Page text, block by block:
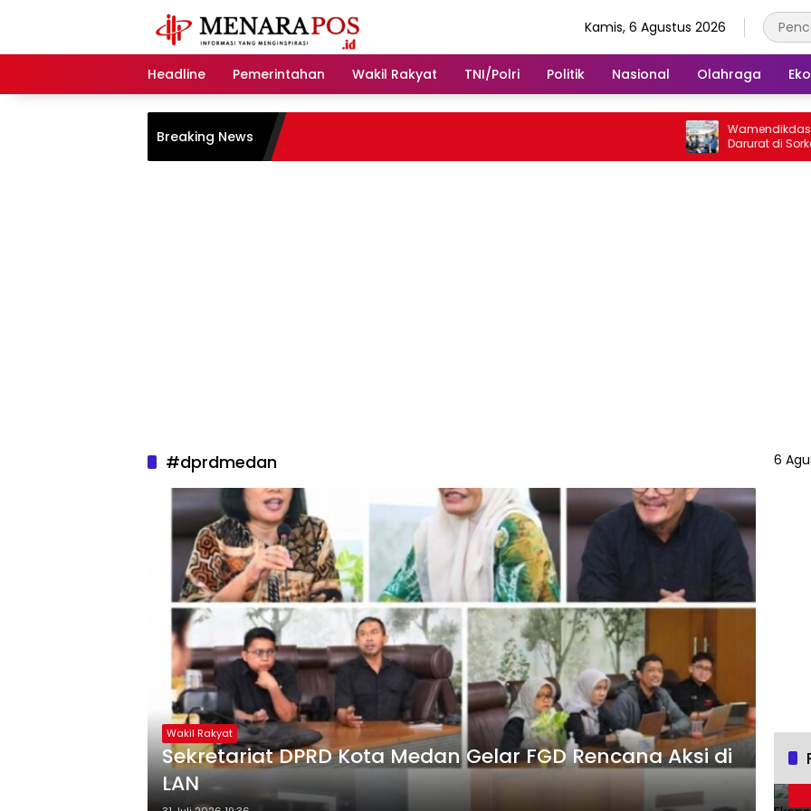
Kamis, 6 Agustus 2026
Headline Pemerintahan Wakil Rakyat TNI/Polri Politik Nasional Olahraga
Breaking News
Wamendikdasmen
Darurat di Sorkam
#dprdmedan
Wakil Rakyat
Sekretariat DPRD Kota Medan Gelar FGD Rencana Aksi di
LAN
6